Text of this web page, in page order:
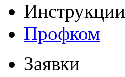
Инструкции
Профком
Заявки